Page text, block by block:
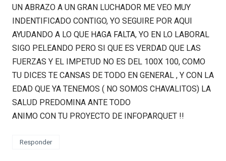
UN ABRAZO A UN GRAN LUCHADOR ME VEO MUY
INDENTIFICADO CONTIGO, YO SEGUIRE POR AQUI
AYUDANDO A LO QUE HAGA FALTA, YO EN LO LABORAL
SIGO PELEANDO PERO SI QUE ES VERDAD QUE LAS
FUERZAS Y EL IMPETUD NO ES DEL 100X 100, COMO
TU DICES TE CANSAS DE TODO EN GENERAL , Y CON LA
EDAD QUE YA TENEMOS ( NO SOMOS CHAVALITOS) LA
SALUD PREDOMINA ANTE TODO
ANIMO CON TU PROYECTO DE INFOPARQUET !!
Responder